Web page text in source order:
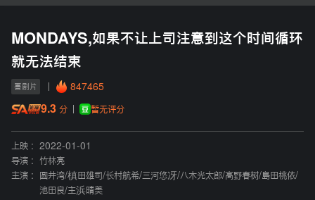
MONDAYS,如果不让上司注意到这个时间循环
就无法结束
喜剧片 847465
9.3 分 暂无评分
上映 :
2022-01-01
导演 :
竹林亮
主演 :
圆井湾/槙田雄司/长村航希/三河悠冴/八木光太郎/高野春树/島田桃依/
池田良/主浜晴美